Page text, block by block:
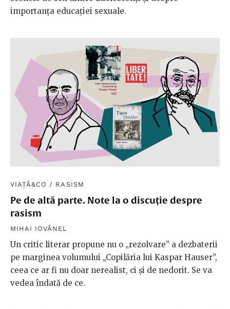
importanța educației sexuale.
VIAȚĂ&CO / RASISM
Pe de altă parte. Note la o discuție despre
rasism
MIHAI IOVĂNEL
Un critic literar propune nu o „rezolvare” a dezbaterii
pe marginea volumului „Copilăria lui Kaspar Hauser”,
ceea ce ar fi nu doar nerealist, ci și de nedorit. Se va
vedea îndată de ce.